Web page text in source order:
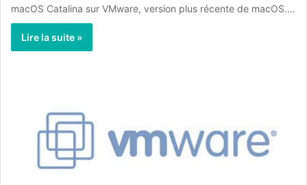
macOS Catalina sur VMware, version plus récente de macOS.…
Lire la suite »